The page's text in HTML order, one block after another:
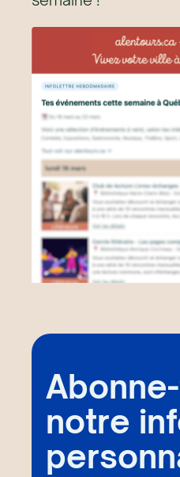
notre